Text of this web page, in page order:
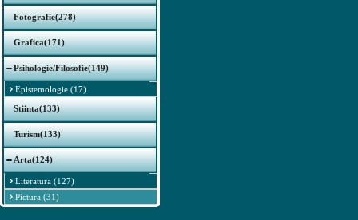
Fotografie(278)
Grafica(171)
Psihologie/Filosofie(149)
Epistemologie (17)
Stiinta(133)
Turism(133)
Arta(124)
Literatura (127)
Pictura (31)